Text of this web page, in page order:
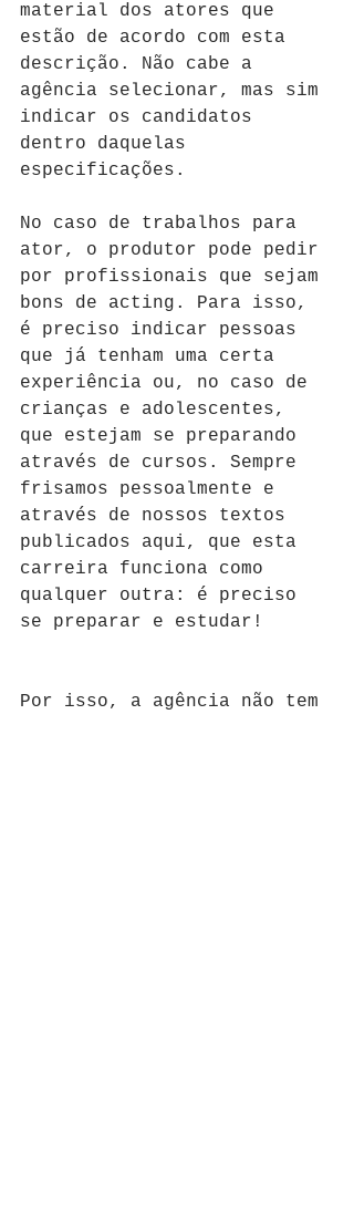
material dos atores que
estão de acordo com esta
descrição. Não cabe a
agência selecionar, mas sim
indicar os candidatos
dentro daquelas
especificações.
No caso de trabalhos para
ator, o produtor pode pedir
por profissionais que sejam
bons de acting. Para isso,
é preciso indicar pessoas
que já tenham uma certa
experiência ou, no caso de
crianças e adolescentes,
que estejam se preparando
através de cursos. Sempre
frisamos pessoalmente e
através de nossos textos
publicados aqui, que esta
carreira funciona como
qualquer outra: é preciso
se preparar e estudar!
Por isso, a agência não tem